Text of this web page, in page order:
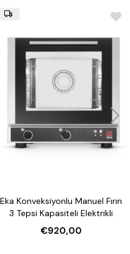
Eka Konveksiyonlu Manuel Fırın
3 Tepsi Kapasiteli Elektrikli
€920,00